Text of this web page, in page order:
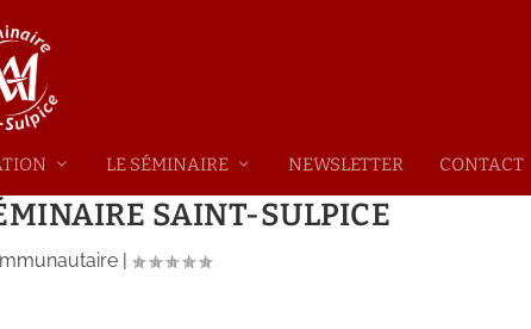
LE SÉMINAIRE NEWSLETTER CONTACT
SAINT-SULPICE
|